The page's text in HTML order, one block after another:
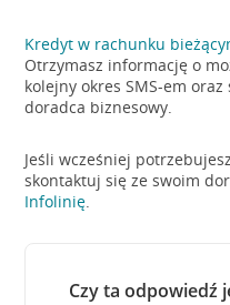
Kredyt w rachunku
Otrzymasz informację o
kolejny okres SMS-em
doradca biznesowy.
Jeśli wcześniej
skontaktuj się ze swoim
Infolinię.
Czy ta odpowiedź